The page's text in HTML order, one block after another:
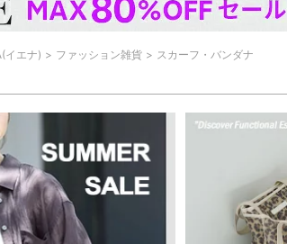
イエナ) ファッション雑貨 スカーフ・バンダナ